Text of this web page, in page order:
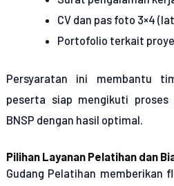
CV dan pas foto 3×4
Portofolio terkait
Persyaratan ini membantu
peserta siap mengikuti
BNSP dengan hasil optimal.
Pilihan Layanan Pelatihan dan
Gudang Pelatihan memberikan